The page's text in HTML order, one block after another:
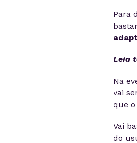
Para
Leia
Na
vai
que o
Vai
do